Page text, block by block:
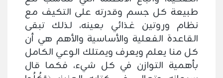
طبيعة كل جسم وقدرته على التكيف مع
نظام وروتين غذائي بعينه، لذلك تبقى
القاعدة الفعلية والأساسية والأهم هي أن
كل منا يعلم ويعرف ويمتلك الوعي الكامل
بأهمية التوازن في كل شيء، فكما قال